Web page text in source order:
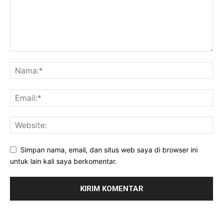
Simpan nama, email, dan situs web saya di browser ini
untuk lain kali saya berkomentar.